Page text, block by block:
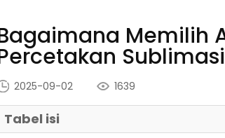
Memilih
2025-09-02 1639
Tabel isi